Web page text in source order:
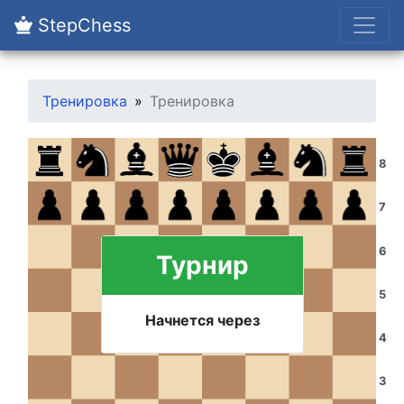
StepChess
Тренировка Тренировка
Турнир
Начнется через
3
4
5
6
7
8